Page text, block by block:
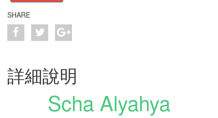
SHARE
詳細說明
Scha Alyahya